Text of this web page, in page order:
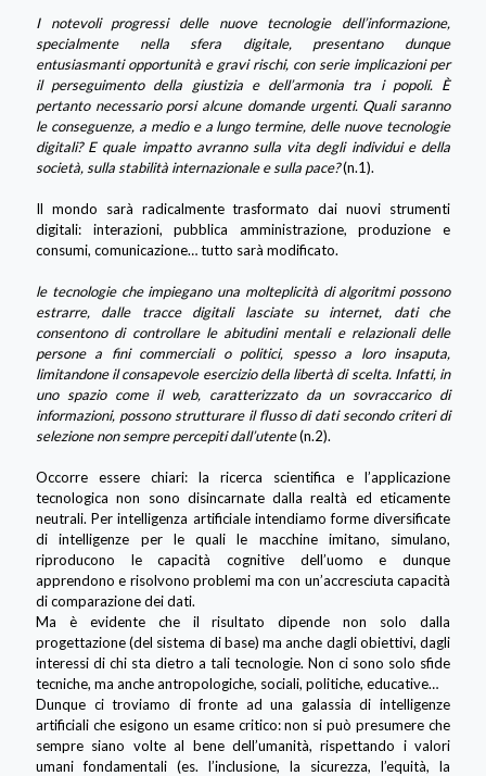
I notevoli progressi delle nuove tecnologie dell’informazione,
specialmente nella sfera digitale, presentano dunque
entusiasmanti opportunità e gravi rischi, con serie implicazioni per
il perseguimento della giustizia e dell’armonia tra i popoli. È
pertanto necessario porsi alcune domande urgenti. Quali saranno
le conseguenze, a medio e a lungo termine, delle nuove tecnologie
digitali? E quale impatto avranno sulla vita degli individui e della
società, sulla stabilità internazionale e sulla pace?(n.1).
Il mondo sarà radicalmente trasformato dai nuovi strumenti
digitali: interazioni, pubblica amministrazione, produzione e
consumi, comunicazione… tutto sarà modificato.
le tecnologie che impiegano una molteplicità di algoritmi possono
estrarre, dalle tracce digitali lasciate su internet, dati che
consentono di controllare le abitudini mentali e relazionali delle
persone a fini commerciali o politici, spesso a loro insaputa,
limitandone il consapevole esercizio della libertà di scelta. Infatti, in
uno spazio come il web, caratterizzato da un sovraccarico di
informazioni, possono strutturare il flusso di dati secondo criteri di
selezione non sempre percepiti dall’utente(n.2).
Occorre essere chiari: la ricerca scientifica e l’applicazione
tecnologica non sono disincarnate dalla realtà ed eticamente
neutrali. Per intelligenza artificiale intendiamo forme diversificate
di intelligenze per le quali le macchine imitano, simulano,
riproducono le capacità cognitive dell’uomo e dunque
apprendono e risolvono problemi ma con un’accresciuta capacità
di comparazione dei dati.
Ma è evidente che il risultato dipende non solo dalla
progettazione (del sistema di base) ma anche dagli obiettivi, dagli
interessi di chi sta dietro a tali tecnologie. Non ci sono solo sfide
tecniche, ma anche antropologiche, sociali, politiche, educative…
Dunque ci troviamo di fronte ad una galassia di intelligenze
artificiali che esigono un esame critico: non si può presumere che
sempre siano volte al bene dell’umanità, rispettando i valori
umani fondamentali (es. l’inclusione, la sicurezza, l’equità, la